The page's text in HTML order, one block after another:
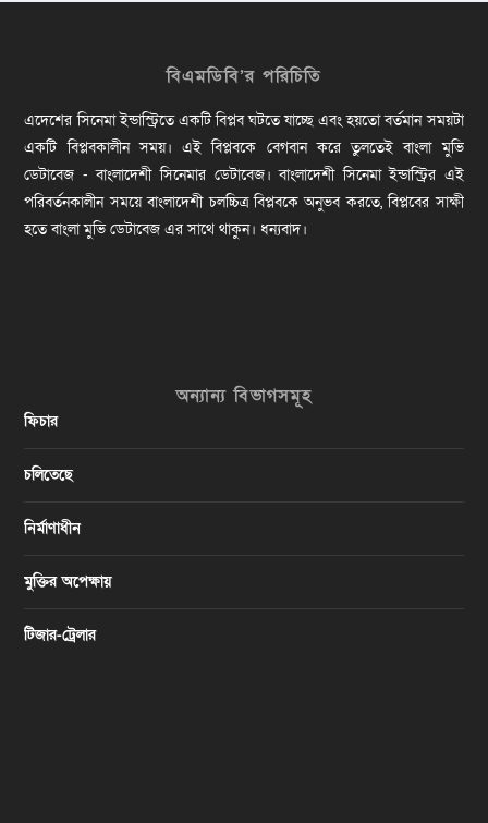
বিএমডিবি’র পরিচিতি
এদেশের সিনেমা ইন্ডাস্ট্রিতে একটি বিপ্লব ঘটতে যাচ্ছে এবং হয়তো বর্তমান সময়টা
একটি বিপ্লবকালীন সময়। এই বিপ্লবকে বেগবান করে তুলতেই বাংলা মুভি
ডেটাবেজ - বাংলাদেশী সিনেমার ডেটাবেজ। বাংলাদেশী সিনেমা ইন্ডাস্ট্রির এই
পরিবর্তনকালীন সময়ে বাংলাদেশী চলচ্চিত্র বিপ্লবকে অনুভব করতে, বিপ্লবের সাক্ষী
হতে বাংলা মুভি ডেটাবেজ এর সাথে থাকুন। ধন্যবাদ।
অন্যান্য বিভাগসমূহ
ফিচার
চলিতেছে
নির্মাণাধীন
মুক্তির অপেক্ষায়
টিজার-ট্রেলার